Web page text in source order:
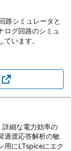
路シミュレータと
ログ回路のシミュ
います。
詳細な電力効率の
過渡応答解析の敏
用にLTspiceにエク